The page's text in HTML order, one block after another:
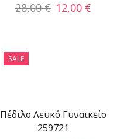
28,00€ 12,00 €
SALE
Πέδιλο Λευκό Γυναικείο
259721